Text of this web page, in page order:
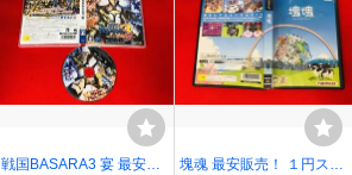
戦国BASARA3 宴 最安販
塊魂 最安販売！ １円スタ